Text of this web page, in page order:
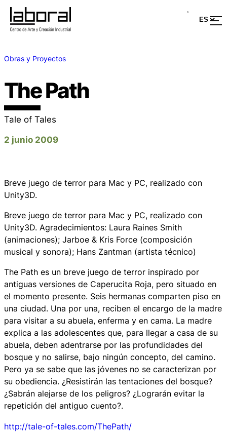
Obras y Proyectos
The Path
Tale of Tales
2 junio 2009
Breve juego de terror para Mac y PC, realizado con
Unity3D.
Breve juego de terror para Mac y PC, realizado con
Unity3D. Agradecimientos: Laura Raines Smith
(animaciones); Jarboe & Kris Force (composición
musical y sonora); Hans Zantman (artista técnico)
The Path es un breve juego de terror inspirado por
antiguas versiones de Caperucita Roja, pero situado en
el momento presente. Seis hermanas comparten piso en
una ciudad. Una por una, reciben el encargo de la madre
para visitar a su abuela, enferma y en cama. La madre
explica a las adolescentes que, para llegar a casa de su
abuela, deben adentrarse por las profundidades del
bosque y no salirse, bajo ningún concepto, del camino.
Pero ya se sabe que las jóvenes no se caracterizan por
su obediencia. ¿Resistirán las tentaciones del bosque?
¿Sabrán alejarse de los peligros? ¿Lograrán evitar la
repetición del antiguo cuento?.
http://tale-of-tales.com/ThePath/